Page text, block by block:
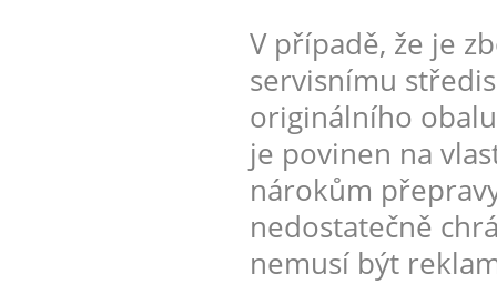
V případě, že je
servisnímu
originálního
je povinen na
nárokům
nedostatečně
nemusí být